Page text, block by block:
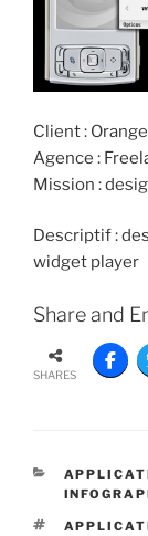
Client :
Agence :
Mission :
Descriptif :
widget player
Share and
SHARES